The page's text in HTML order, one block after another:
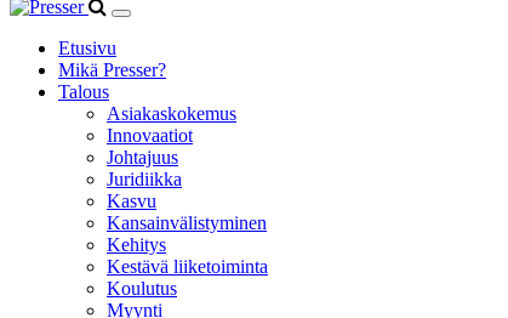
Etusivu
Mikä Presser?
Talous
Asiakaskokemus
Innovaatiot
Johtajuus
Juridiikka
Kasvu
Kansainvälistyminen
Kehitys
Kestävä liiketoiminta
Koulutus
Myynti